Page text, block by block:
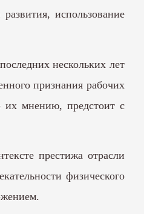
использование
нескольких лет
признания рабочих
их мнению, предстоит с
престижа отрасли
физического